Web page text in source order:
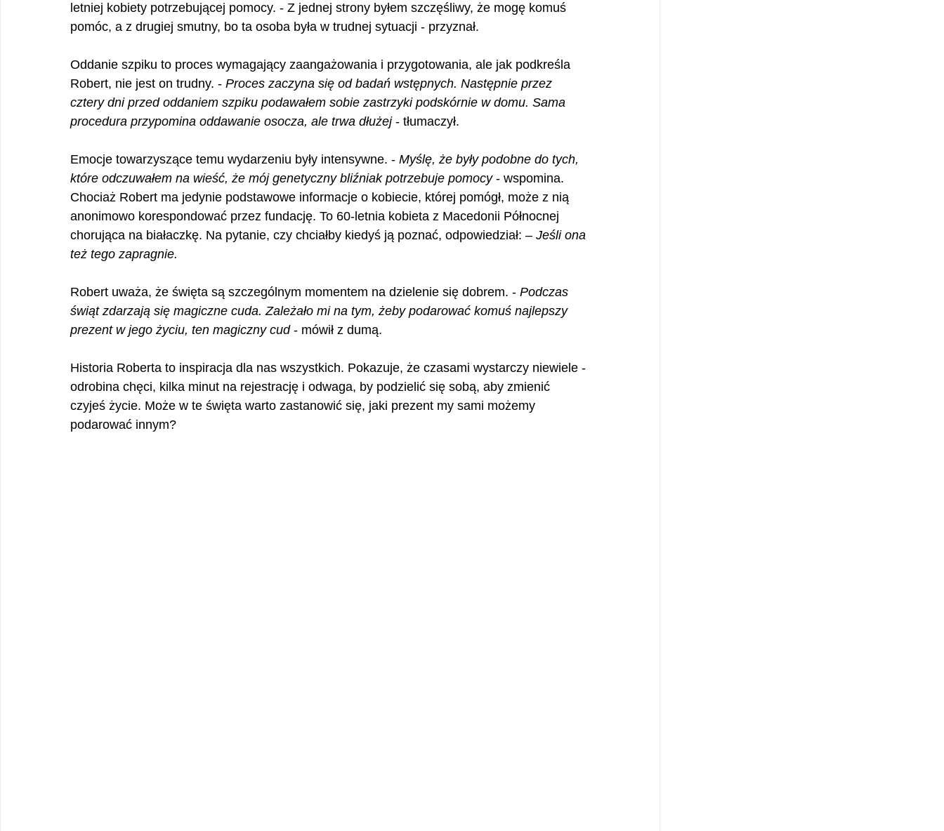
letniej kobiety potrzebującej pomocy. - Z jednej strony byłem szczęśliwy, że mogę komuś
pomóc, a z drugiej smutny, bo ta osoba była w trudnej sytuacji - przyznał.
Oddanie szpiku to proces wymagający zaangażowania i przygotowania, ale jak podkreśla
Robert, nie jest on trudny. - Proces zaczyna się od badań wstępnych. Następnie przez
cztery dni przed oddaniem szpiku podawałem sobie zastrzyki podskórnie w domu. Sama
procedura przypomina oddawanie osocza, ale trwa dłużej - tłumaczył.
Emocje towarzyszące temu wydarzeniu były intensywne. - Myślę, że były podobne do tych,
które odczuwałem na wieść, że mój genetyczny bliźniak potrzebuje pomocy - wspomina.
Chociaż Robert ma jedynie podstawowe informacje o kobiecie, której pomógł, może z nią
anonimowo korespondować przez fundację. To 60-letnia kobieta z Macedonii Północnej
chorująca na białaczkę. Na pytanie, czy chciałby kiedyś ją poznać, odpowiedział: – Jeśli ona
też tego zapragnie.
Robert uważa, że święta są szczególnym momentem na dzielenie się dobrem. - Podczas
świąt zdarzają się magiczne cuda. Zależało mi na tym, żeby podarować komuś najlepszy
prezent w jego życiu, ten magiczny cud - mówił z dumą.
Historia Roberta to inspiracja dla nas wszystkich. Pokazuje, że czasami wystarczy niewiele -
odrobina chęci, kilka minut na rejestrację i odwaga, by podzielić się sobą, aby zmienić
czyjeś życie. Może w te święta warto zastanowić się, jaki prezent my sami możemy
podarować innym?